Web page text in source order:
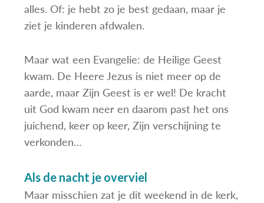
alles. Of: je hebt zo je best gedaan, maar je
ziet je kinderen afdwalen.
Maar wat een Evangelie: de Heilige Geest
kwam. De Heere Jezus is niet meer op de
aarde, maar Zijn Geest is er wel! De kracht
uit God kwam neer en daarom past het ons
juichend, keer op keer, Zijn verschijning te
verkonden…
Als de nacht je overviel
Maar misschien zat je dit weekend in de kerk,